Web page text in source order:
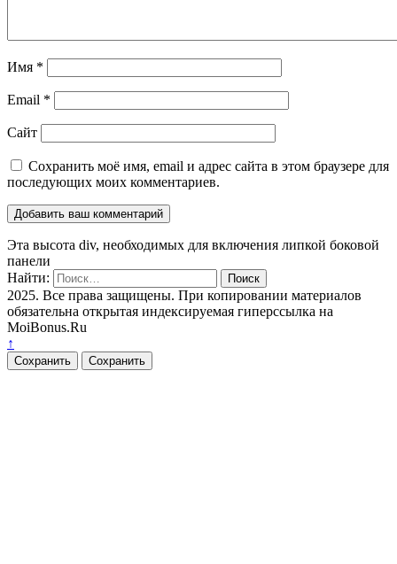
Имя *
Email *
Сайт
Сохранить моё имя, email и адрес сайта в этом браузере для
последующих моих комментариев.
Эта высота div, необходимых для включения липкой боковой
панели
Найти:
2025. Все права защищены. При копировании материалов
обязательна открытая индексируемая гиперссылка на
MoiBonus.Ru
↑